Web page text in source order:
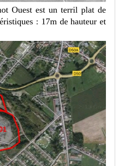
Ouest est un terril plat de
: 17m de hauteur et